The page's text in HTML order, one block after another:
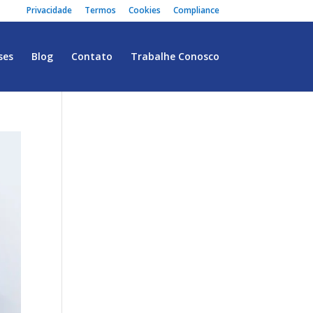
Privacidade Termos Cookies Compliance
Blog Contato Trabalhe Conosco